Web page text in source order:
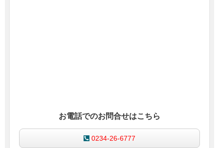
お電話でのお問合せはこちら
0234-26-6777